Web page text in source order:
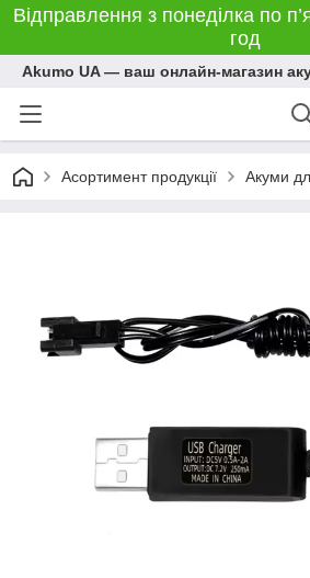
Відправлення з понеділка по
год
Akumo UA — ваш онлайн-магазин
Асортимент продукції Акуми